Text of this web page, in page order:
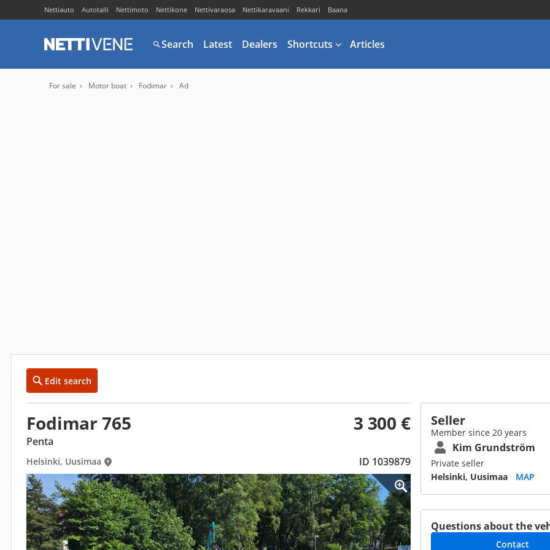
Nettiauto Autotalli Nettimoto Nettikone Nettivaraosa Nettikaravaani Rekkari Baana
Search Latest Dealers Shortcuts Articles
For sale Motor boat Fodimar Ad
Edit search
Fodimar 765 3 300 €
Penta
Helsinki, Uusimaa ID 1039879
Seller
Member since 20 years
Kim Grundström
Private seller
Helsinki, Uusimaa
MAP
Questions about the
Contact